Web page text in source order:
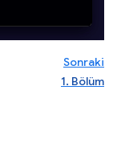
Sonraki
1. Bölüm